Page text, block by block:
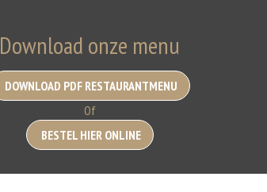
Download onze menu
DOWNLOAD PDF RESTAURANTMENU
Of
BESTEL HIER ONLINE